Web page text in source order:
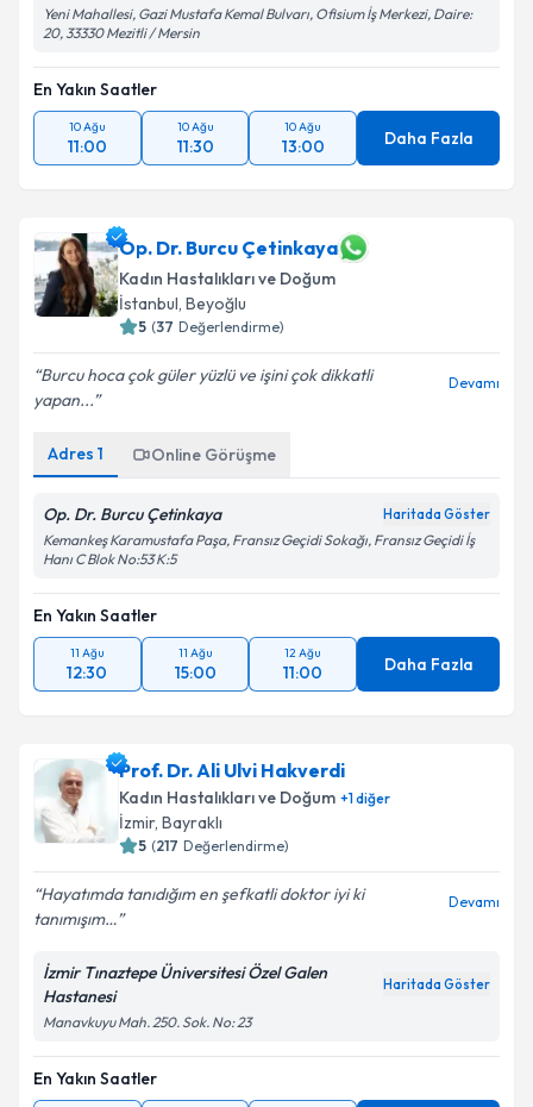
Yeni Mahallesi, Gazi Mustafa Kemal Bulvarı, Ofisium İş Merkezi, Daire:
20, 33330 Mezitli / Mersin
En Yakın Saatler
10 Ağu
11:00
10 Ağu
11:30
10 Ağu
13:00 Daha Fazla
Op. Dr. Burcu Çetinkaya
Kadın Hastalıkları ve Doğum
İstanbul, Beyoğlu
5 (37 Değerlendirme)
Burcu hoca çok güler yüzlü ve işini çok dikkatli
yapan...
Devamı
Adres 1 Online Görüşme
Op. Dr. Burcu Çetinkaya Haritada Göster
Kemankeş Karamustafa Paşa, Fransız Geçidi Sokağı, Fransız Geçidi İş
Hanı C Blok No:53 K:5
En Yakın Saatler
11 Ağu
12:30
11 Ağu
15:00
12 Ağu
11:00 Daha Fazla
Prof. Dr. Ali Ulvi Hakverdi
Kadın Hastalıkları ve Doğum +1diğer
İzmir, Bayraklı
5 (217 Değerlendirme)
Hayatımda tanıdığım en şefkatli doktor iyi ki
tanımışım…
Devamı
İzmir Tınaztepe Üniversitesi Özel Galen
Hastanesi
Haritada Göster
Manavkuyu Mah. 250. Sok. No: 23
En Yakın Saatler